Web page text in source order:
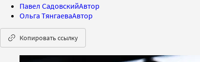
Павел СадовскийАвтор
Ольга ТянгаеваАвтор
Копировать ссылку